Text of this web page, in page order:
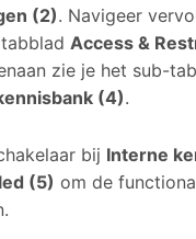
(2). Navigeer
Access &
zie je het sub-
(4).
bij Interne
(5) om de